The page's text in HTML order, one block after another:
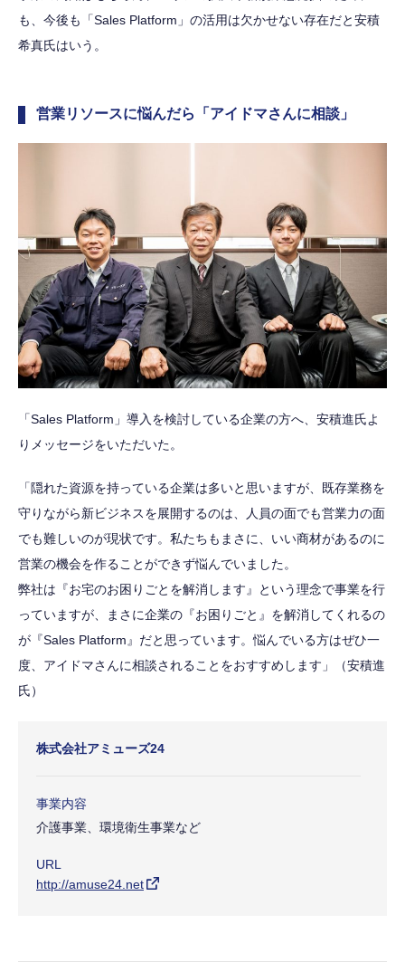
も、今後も「Sales Platform」の活用は欠かせない存在だと安積
希真氏はいう。
営業リソースに悩んだら「アイドマさんに相談」
「Sales Platform」導入を検討している企業の方へ、安積進氏よ
りメッセージをいただいた。
「隠れた資源を持っている企業は多いと思いますが、既存業務を
守りながら新ビジネスを展開するのは、人員の面でも営業力の面
でも難しいのが現状です。私たちもまさに、いい商材があるのに
営業の機会を作ることができず悩んでいました。
弊社は『お宅のお困りごとを解消します』という理念で事業を行
っていますが、まさに企業の『お困りごと』を解消してくれるの
が『Sales Platform』だと思っています。悩んでいる方はぜひ一
度、アイドマさんに相談されることをおすすめします」（安積進
氏）
株式会社アミューズ24
事業内容
介護事業、環境衛生事業など
URL
http://amuse24.net